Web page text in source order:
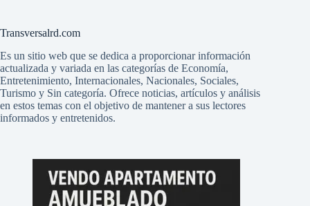
Transversalrd.com
Es un sitio web que se dedica a proporcionar información
actualizada y variada en las categorías de Economía,
Entretenimiento, Internacionales, Nacionales, Sociales,
Turismo y Sin categoría. Ofrece noticias, artículos y análisis
en estos temas con el objetivo de mantener a sus lectores
informados y entretenidos.